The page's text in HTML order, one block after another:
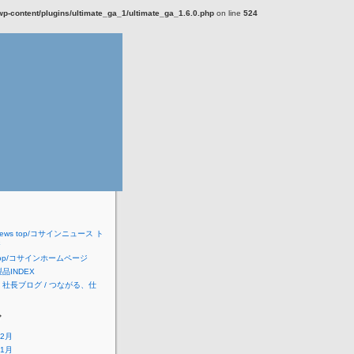
content/plugins/ultimate_ga_1/ultimate_ga_1.6.0.phpon line 524
top/コサインニュース ト
コサインホームページ
INDEX
社長ブログ / つながる、仕
月
月